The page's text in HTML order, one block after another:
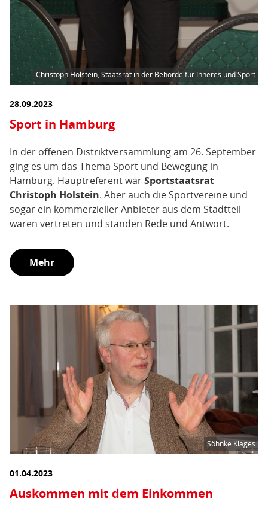
Christoph Holstein, Staatsrat in der Behörde für Inneres und Sport
28.09.2023
Sport in Hamburg
In der offenen Distriktversammlung am 26. September
ging es um das Thema Sport und Bewegung in
Hamburg. Hauptreferent warSportstaatsrat
Christoph Holstein. Aber auch die Sportvereine und
sogar ein kommerzieller Anbieter aus dem Stadtteil
waren vertreten und standen Rede und Antwort.
Mehr
Söhnke Klages
01.04.2023
Auskommen mit dem Einkommen